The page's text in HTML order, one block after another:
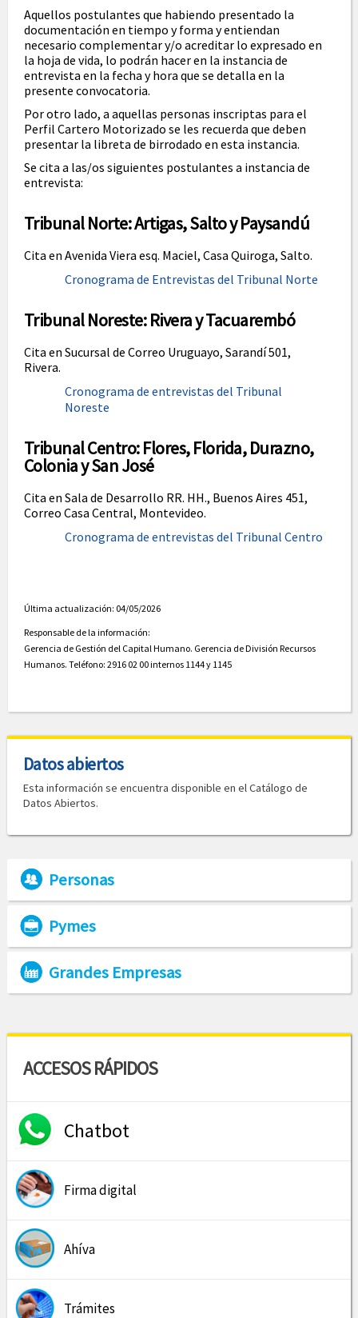
Aquellos postulantes que habiendo presentado la
documentación en tiempo y forma y entiendan
necesario complementar y/o acreditar lo expresado en
la hoja de vida, lo podrán hacer en la instancia de
entrevista en la fecha y hora que se detalla en la
presente convocatoria.
Por otro lado, a aquellas personas inscriptas para el
Perfil Cartero Motorizado se les recuerda que deben
presentar la libreta de birrodado en esta instancia.
Se cita a las/os siguientes postulantes a instancia de
entrevista:
Tribunal Norte: Artigas, Salto y Paysandú
Cita en Avenida Viera esq. Maciel, Casa Quiroga, Salto.
Cronograma de Entrevistas del Tribunal Norte
Tribunal Noreste: Rivera y Tacuarembó
Cita en Sucursal de Correo Uruguayo, Sarandí 501,
Rivera.
Cronograma de entrevistas del Tribunal
Noreste
Tribunal Centro: Flores, Florida, Durazno,
Colonia y San José
Cita en Sala de Desarrollo RR. HH., Buenos Aires 451,
Correo Casa Central, Montevideo.
Cronograma de entrevistas del Tribunal Centro
Última actualización: 04/05/2026
Responsable de la información:
Gerencia de Gestión del Capital Humano. Gerencia de División Recursos
Humanos. Teléfono: 2916 02 00 internos 1144 y 1145
Datos abiertos
Esta información se encuentra disponible en el Catálogo de
Datos Abiertos.
Personas
Pymes
Grandes Empresas
ACCESOS RÁPIDOS
Chatbot
Firma digital
Ahíva
Trámites